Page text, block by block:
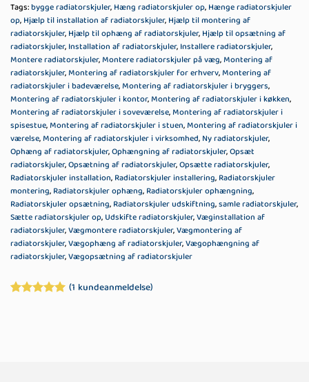
Tags:bygge radiatorskjuler,Hæng radiatorskjuler op,Hænge radiatorskjuler
op,Hjælp til installation af radiatorskjuler,Hjælp til montering af
radiatorskjuler,Hjælp til ophæng af radiatorskjuler,Hjælp til opsætning af
radiatorskjuler,Installation af radiatorskjuler,Installere radiatorskjuler,
Montere radiatorskjuler,Montere radiatorskjuler på væg,Montering af
radiatorskjuler,Montering af radiatorskjuler for erhverv,Montering af
radiatorskjuler i badeværelse,Montering af radiatorskjuler i bryggers,
Montering af radiatorskjuler i kontor,Montering af radiatorskjuler i køkken,
Montering af radiatorskjuler i soveværelse,Montering af radiatorskjuler i
spisestue,Montering af radiatorskjuler i stuen,Montering af radiatorskjuler i
værelse,Montering af radiatorskjuler i virksomhed,Ny radiatorskjuler,
Ophæng af radiatorskjuler,Ophængning af radiatorskjuler,Opsæt
radiatorskjuler,Opsætning af radiatorskjuler,Opsætte radiatorskjuler,
Radiatorskjuler installation,Radiatorskjuler installering,Radiatorskjuler
montering,Radiatorskjuler ophæng,Radiatorskjuler ophængning,
Radiatorskjuler opsætning,Radiatorskjuler udskiftning,samle radiatorskjuler,
Sætte radiatorskjuler op,Udskifte radiatorskjuler,Væginstallation af
radiatorskjuler,Vægmontere radiatorskjuler,Vægmontering af
radiatorskjuler,Vægophæng af radiatorskjuler,Vægophængning af
radiatorskjuler,Vægopsætning af radiatorskjuler
(1 kundeanmeldelse)